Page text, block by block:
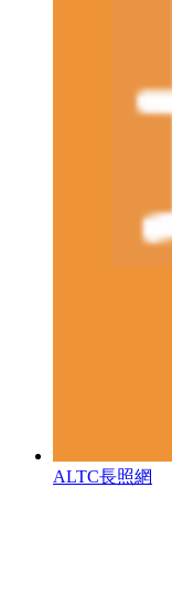
ALTC長照網